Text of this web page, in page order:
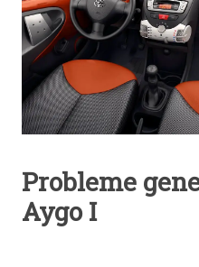
Probleme
Aygo I